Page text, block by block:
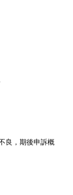
良，期後申訴概